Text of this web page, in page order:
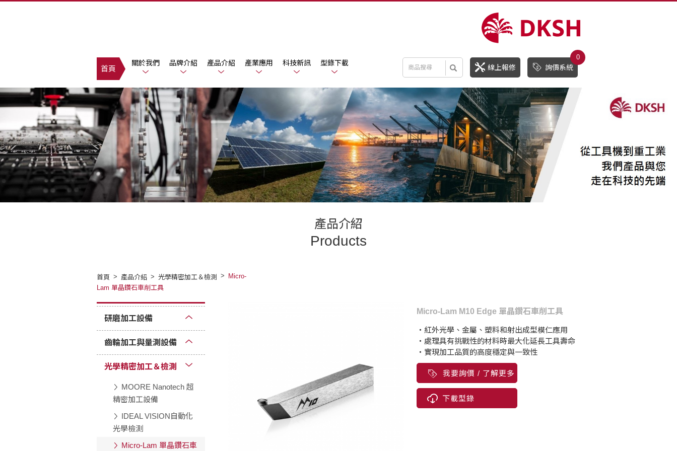
線上報修 詢價系統
0
首頁
關於我們 品牌介紹 產品介紹 產業應用 科技新訊 型錄下載
產品介紹
Products
首頁 產品介紹 光學精密加工＆檢測
Micro-
Lam 單晶鑽石車削工具
研磨加工設備
齒輪加工與量測設備
光學精密加工＆檢測
MOORE Nanotech 超
精密加工設備
IDEAL VISION自動化
光學檢測
Micro-Lam 單晶鑽石車
Micro-Lam M10 Edge 單晶鑽石車削工具
・紅外光學、金屬、塑料和射出成型模仁應用
・處理具有挑戰性的材料時最大化延長工具壽命
・實現加工品質的高度穩定與一致性
我要詢價 / 了解更多
下載型錄